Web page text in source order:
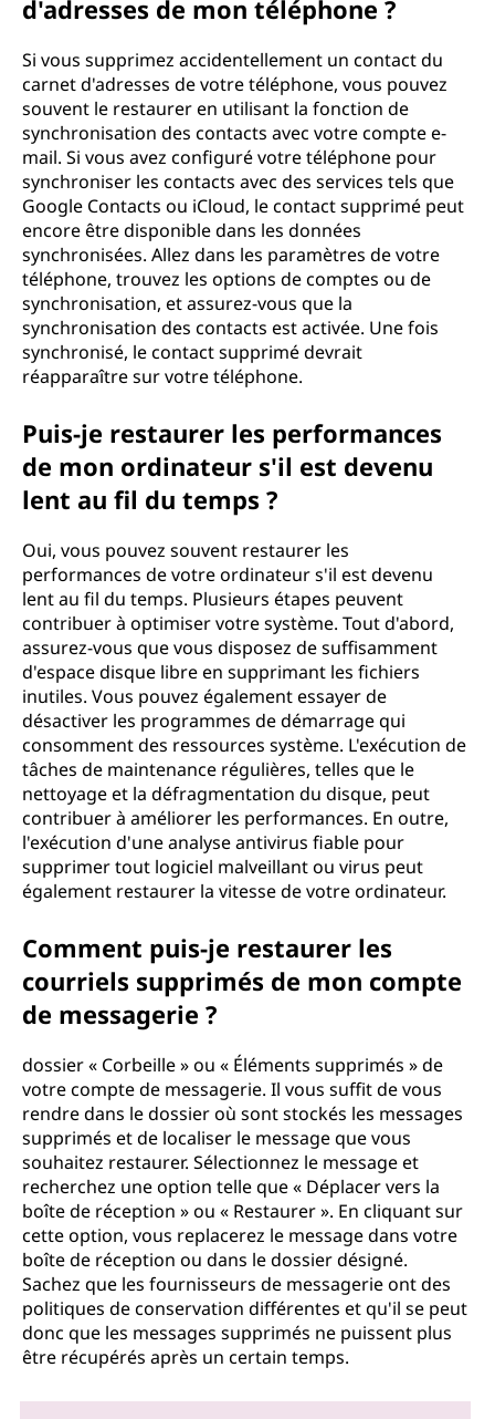
d'adresses de mon téléphone ?
Si vous supprimez accidentellement un contact du
carnet d'adresses de votre téléphone, vous pouvez
souvent le restaurer en utilisant la fonction de
synchronisation des contacts avec votre compte e-
mail. Si vous avez configuré votre téléphone pour
synchroniser les contacts avec des services tels que
Google Contacts ou iCloud, le contact supprimé peut
encore être disponible dans les données
synchronisées. Allez dans les paramètres de votre
téléphone, trouvez les options de comptes ou de
synchronisation, et assurez-vous que la
synchronisation des contacts est activée. Une fois
synchronisé, le contact supprimé devrait
réapparaître sur votre téléphone.
Puis-je restaurer les performances
de mon ordinateur s'il est devenu
lent au fil du temps ?
Oui, vous pouvez souvent restaurer les
performances de votre ordinateur s'il est devenu
lent au fil du temps. Plusieurs étapes peuvent
contribuer à optimiser votre système. Tout d'abord,
assurez-vous que vous disposez de suffisamment
d'espace disque libre en supprimant les fichiers
inutiles. Vous pouvez également essayer de
désactiver les programmes de démarrage qui
consomment des ressources système. L'exécution de
tâches de maintenance régulières, telles que le
nettoyage et la défragmentation du disque, peut
contribuer à améliorer les performances. En outre,
l'exécution d'une analyse antivirus fiable pour
supprimer tout logiciel malveillant ou virus peut
également restaurer la vitesse de votre ordinateur.
Comment puis-je restaurer les
courriels supprimés de mon compte
de messagerie ?
dossier « Corbeille » ou « Éléments supprimés » de
votre compte de messagerie. Il vous suffit de vous
rendre dans le dossier où sont stockés les messages
supprimés et de localiser le message que vous
souhaitez restaurer. Sélectionnez le message et
recherchez une option telle que « Déplacer vers la
boîte de réception » ou « Restaurer ». En cliquant sur
cette option, vous replacerez le message dans votre
boîte de réception ou dans le dossier désigné.
Sachez que les fournisseurs de messagerie ont des
politiques de conservation différentes et qu'il se peut
donc que les messages supprimés ne puissent plus
être récupérés après un certain temps.